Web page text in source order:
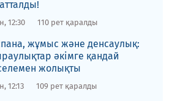
12:30 110 рет қаралды
жұмыс және денсаулық:
әкімге қандай
жолықты
12:13 109 рет қаралды